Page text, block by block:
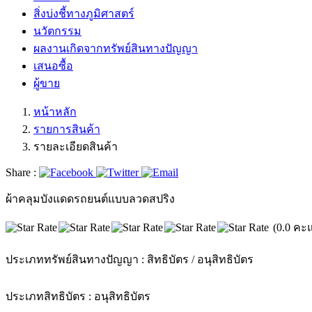
สิ่งบ่งชี้ทางภูมิศาสตร์
นวัตกรรม
ผลงานเกิดจากทรัพย์สินทางปัญญา
เสนอซื้อ
ผู้ขาย
หน้าหลัก
รายการสินค้า
รายละเอียดสินค้า
Share :
ผ้าคลุมบังแดดรถยนต์แบบลวดสปริง
(0.0 คะ
ประเภททรัพย์สินทางปัญญา : สิทธิบัตร / อนุสิทธิบัตร
ประเภทสิทธิบัตร : อนุสิทธิบัตร